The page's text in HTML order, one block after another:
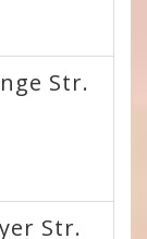
Str.
Str.